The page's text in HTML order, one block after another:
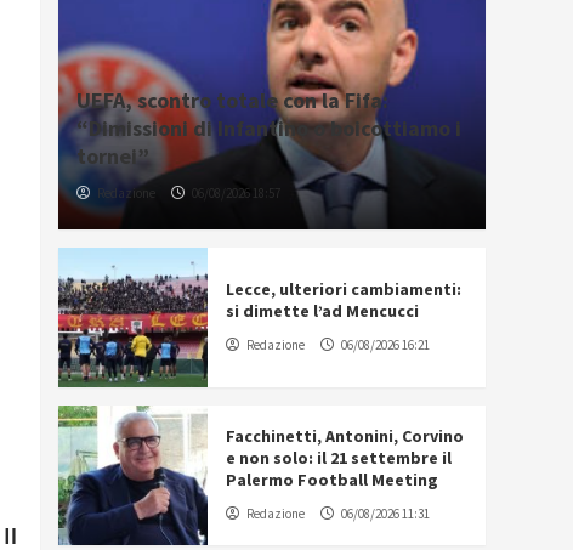
Il
UEFA, scontro totale con la Fifa:
“Dimissioni di Infantino o boicottiamo i
tornei”
Redazione 06/08/2026 18:57
Lecce, ulteriori cambiamenti:
si dimette l’ad Mencucci
Redazione 06/08/2026 16:21
Facchinetti, Antonini, Corvino
e non solo: il 21 settembre il
Palermo Football Meeting
Redazione 06/08/2026 11:31